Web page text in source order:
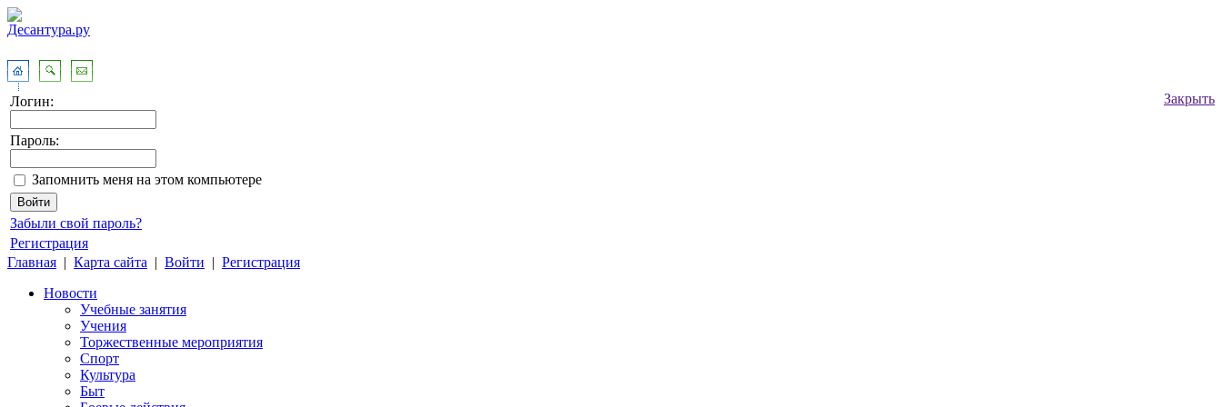
Закрыть
Логин:
Пароль:
Запомнить меня на этом компьютере
Забыли свой пароль?
Регистрация
Главная | Карта сайта | Войти | Регистрация
Новости
Учебные занятия
Учения
Торжественные мероприятия
Спорт
Культура
Быт